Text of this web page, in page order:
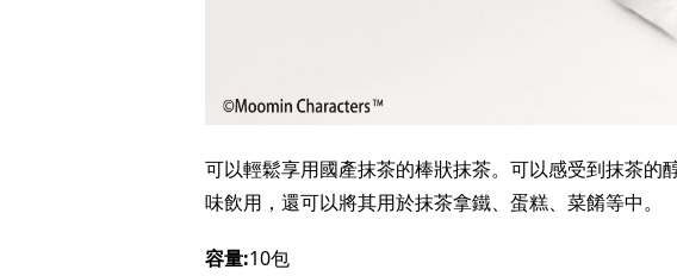
可以輕鬆享用國產抹茶的棒狀抹茶。可以感受到抹茶的
味飲用，還可以將其用於抹茶拿鐵、蛋糕、菜餚等中。
容量:10包